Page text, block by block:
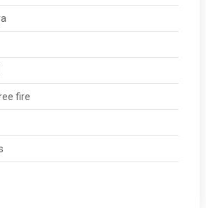
fire